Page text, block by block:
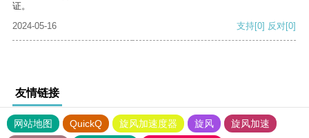
证。
2024-05-16
支持[0] 反对[0]
友情链接
网站地图 QuickQ 旋风加速度器 旋风
旋风加速